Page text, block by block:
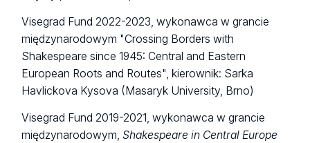
Visegrad Fund 2022-2023, wykonawca w grancie
międzynarodowym "Crossing Borders with
Shakespeare since 1945: Central and Eastern
European Roots and Routes", kierownik: Sarka
Havlickova Kysova (Masaryk University, Brno)
Visegrad Fund 2019-2021, wykonawca w grancie
międzynarodowym, Shakespeare in Central Europe